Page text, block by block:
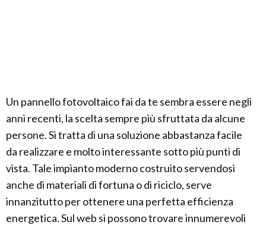
Un pannello fotovoltaico fai da te sembra essere negli
anni recenti, la scelta sempre più sfruttata da alcune
persone. Si tratta di una soluzione abbastanza facile
da realizzare e molto interessante sotto più punti di
vista. Tale impianto moderno costruito servendosi
anche di materiali di fortuna o di riciclo, serve
innanzitutto per ottenere una perfetta efficienza
energetica. Sul web si possono trovare innumerevoli